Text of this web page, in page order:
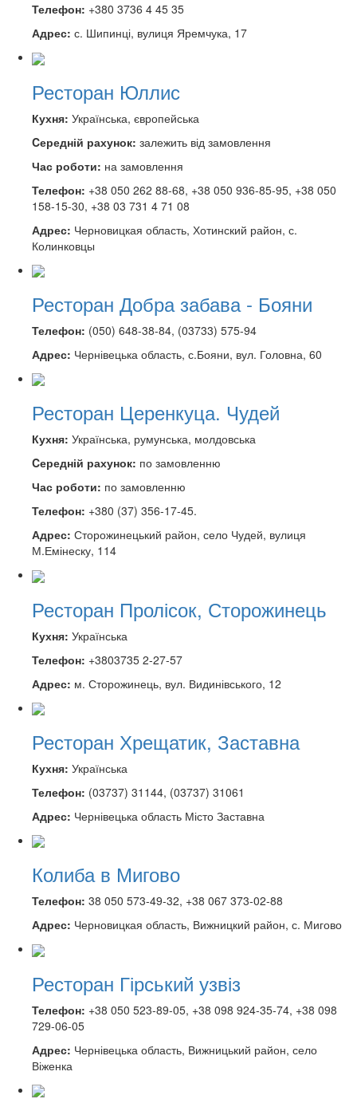
Телефон: +380 3736 4 45 35
Адрес: с. Шипинці, вулиця Яремчука, 17
Ресторан Юллис
Кухня: Українська, європейська
Cередній рахунок: залежить від замовлення
Час роботи: на замовлення
Телефон: +38 050 262 88-68, +38 050 936-85-95, +38 050
158-15-30, +38 03 731 4 71 08
Адрес: Черновицкая область, Хотинский район, с.
Колинковцы
Ресторан Добра забава - Бояни
Телефон: (050) 648-38-84, (03733) 575-94
Адрес: Чернівецька область, с.Бояни, вул. Головна, 60
Ресторан Церенкуца. Чудей
Кухня: Українська, румунська, молдовська
Cередній рахунок: по замовленню
Час роботи: по замовленню
Телефон: +380 (37) 356-17-45.
Адрес: Сторожинецький район, село Чудей, вулиця
М.Емінеску, 114
Ресторан Пролісок, Сторожинець
Кухня: Українська
Телефон: +3803735 2-27-57
Адрес: м. Сторожинець, вул. Видинівського, 12
Ресторан Хрещатик, Заставна
Кухня: Українська
Телефон: (03737) 31144, (03737) 31061
Адрес: Чернівецька область Місто Заставна
Колиба в Мигово
Телефон: 38 050 573-49-32, +38 067 373-02-88
Адрес: Черновицкая область, Вижницкий район, с. Мигово
Ресторан Гірський узвіз
Телефон: +38 050 523-89-05, +38 098 924-35-74, +38 098
729-06-05
Адрес: Чернівецька область, Вижницький район, село
Віженка